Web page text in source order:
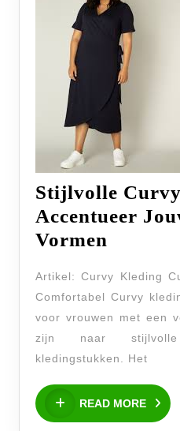
Stijlvolle
Accentueer
Vormen
Jouw
Vormen
Artikel: Curvy Kleding
Comfortabel Curvy
voor vrouwen met een
zijn naar
kledingstukken. Het
READ MORE